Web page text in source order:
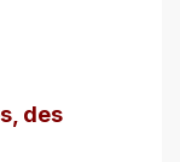
des